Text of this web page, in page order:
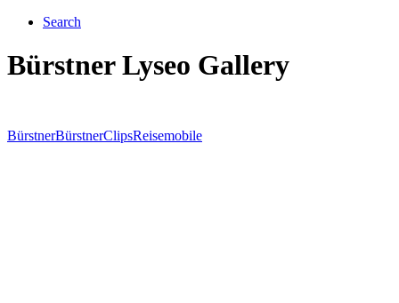
Search
Bürstner Lyseo Gallery
BürstnerBürstnerClipsReisemobile